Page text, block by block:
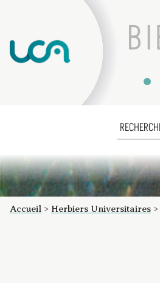
Accueil > Herbiers Universitaires >